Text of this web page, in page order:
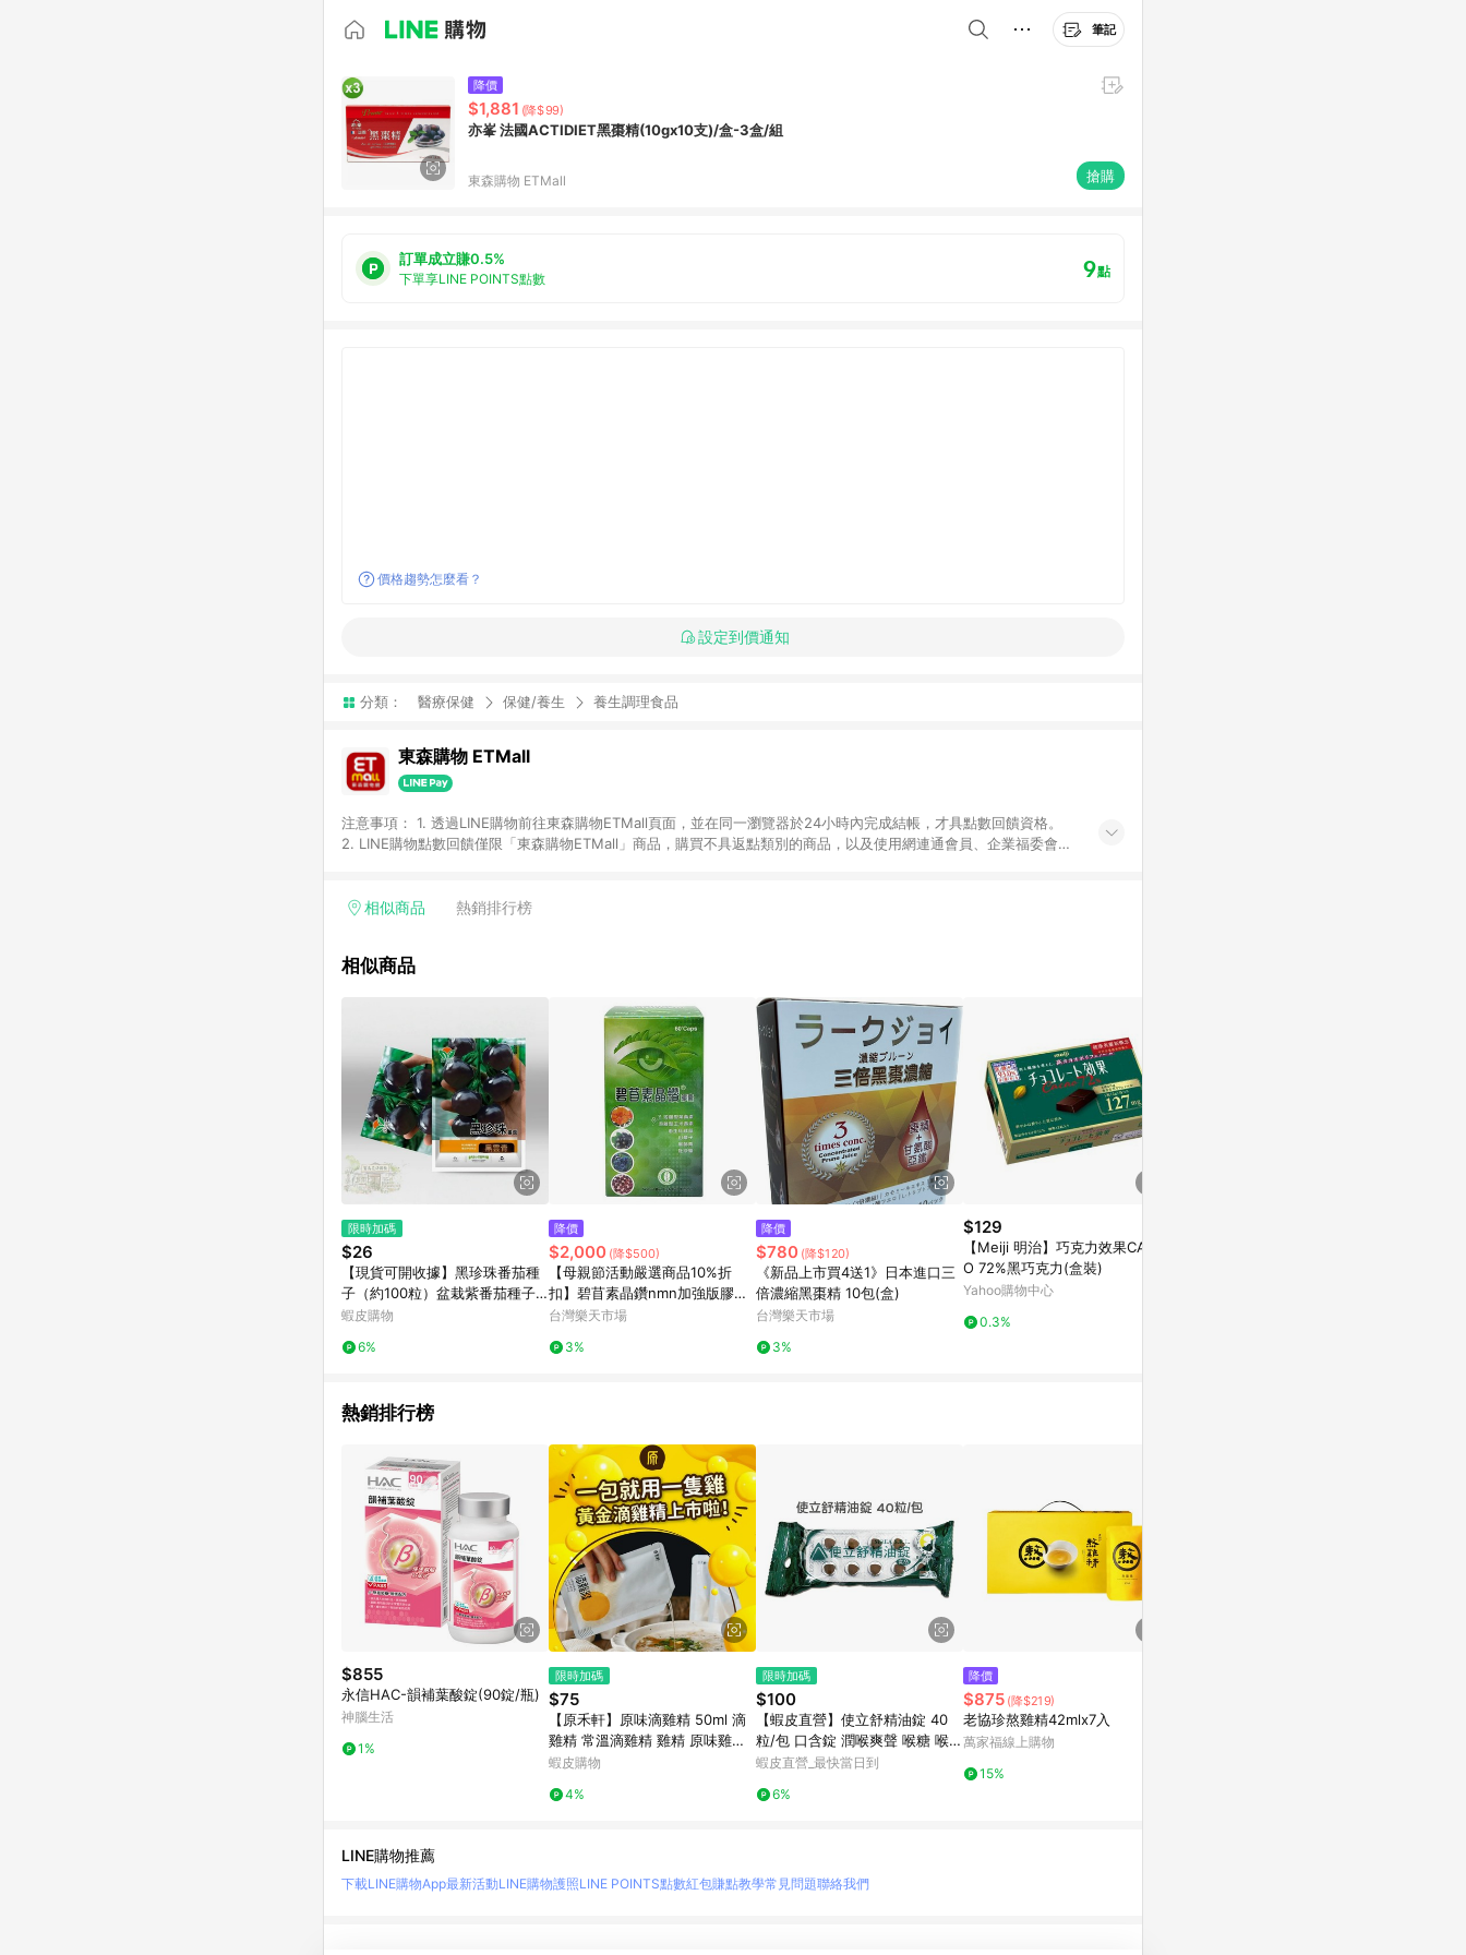
筆記
降價
$1,881 (降$99)
亦峯 法國ACTIDIET黑棗精(10gx10支)/盒-3盒/組
東森購物 ETMall 搶購
訂單成立賺0.5%
下單享LINE POINTS點數 9點
價格趨勢怎麼看？
設定到價通知
分類： 醫療保健 保健/養生 養生調理食品
東森購物 ETMall
注意事項： 1. 透過LINE購物前往東森購物ETMall頁面，並在同一瀏覽器於24小時內完成結帳，才具點數回饋資格。
2. LINE購物點數回饋僅限「東森購物ETMall」商品，購買不具返點類別的商品，以及使用網連通會員、企業福委會員
「草莓網」全館商品。 4. 如取消訂單、退貨、退款或購物中登出東森購物ETMall，將無法獲得點數回饋。 5. 點數回
面顯示為準。 7. LINE購物設有「單一商品最高回饋點數」機制(特殊活動時開放「回饋無上限」)，以同一訂單中同一
品資料更新會有時間差，如顯示之商品規格、顏色、價位、贈品與東森購物ETMall銷售網頁不符，以銷售網頁標示為
準。 9. 若有贈點爭議，請務必於訂單日期+180天以內至LINE購物客服洽詢；若超過180天(含)以上進行申訴，恕無法
贈點回饋。 10. 部分點數紅包僅限指定商品使用，或不適用於無回饋商品。各點數紅包之適用商品與使用條件請依點數
紅包頁面規則為準。
相似商品 熱銷排行榜
相似商品
限時加碼
$26
【現貨可開收據】黑珍珠番茄種
子（約100粒）盆栽紫番茄種子
水果番茄小聖女果種子黑玫瑰小
裝
蝦皮購物
6%
降價
$2,000 (降$500)
【母親節活動嚴選商品10%折
扣】碧苜素晶鑽nmn加強版膠囊
60粒 美國進口 FDA認證 小葉子
台灣樂天市場
3%
降價
$780 (降$120)
《新品上市買4送1》日本進口三
倍濃縮黑棗精 10包(盒)
台灣樂天市場
3%
$129
【Meiji 明治】巧克力效果CACA
O 72%黑巧克力(盒裝)
Yahoo購物中心
0.3%
熱銷排行榜
$855
永信HAC-韻補葉酸錠(90錠/瓶)
神腦生活
1%
限時加碼
$75
【原禾軒】原味滴雞精 50ml 滴
雞精 常溫滴雞精 雞精 原味雞精
常溫雞精 原禾軒滴雞精
蝦皮購物
4%
限時加碼
$100
【蝦皮直營】使立舒精油錠 40
粒/包 口含錠 潤喉爽聲 喉糖 喉錠
義大利
蝦皮直營_最快當日到
6%
降價
$875 (降$219)
老協珍熬雞精42mlx7入
萬家福線上購物
15%
LINE購物推薦
下載LINE購物App最新活動LINE購物護照LINE POINTS點數紅包賺點教學常見問題聯絡我們